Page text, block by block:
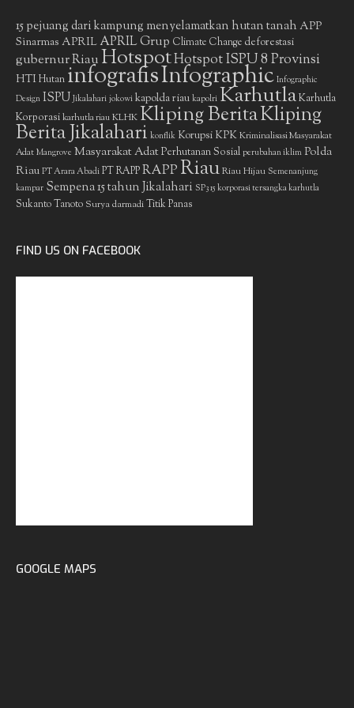
15 pejuang dari kampung menyelamatkan hutan tanah APP
Sinarmas APRIL APRIL Grup Climate Change deforestasi
gubernur RiauHotspotHotspot ISPU 8 Provinsi
HTIHutan infografisInfographic Infographic
Design ISPU Jikalahari jokowi kapolda riau kapolri KarhutlaKarhutla
Korporasikarhutla riauKLHKKliping BeritaKliping
Berita Jikalahari konflik Korupsi KPKKriminalisasi Masyarakat
Adat Mangrove Masyarakat AdatPerhutanan Sosial perubahan iklim Polda
Riau PT Arara Abadi PT RAPPRAPPRiauRiau Hijau Semenanjung
kampar Sempena 15 tahun Jikalahari SP3 15 korporasi tersangka karhutla
Sukanto Tanoto Surya darmadiTitik Panas
FIND US ON FACEBOOK
GOOGLE MAPS